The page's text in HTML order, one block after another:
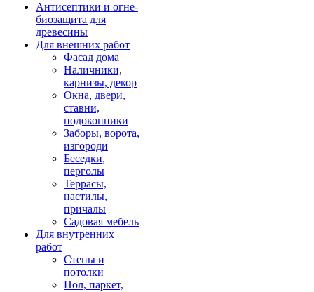
Антисептики и огне-
биозащита для
древесины
Для внешних работ
Фасад дома
Наличники,
карнизы, декор
Окна, двери,
ставни,
подоконники
Заборы, ворота,
изгороди
Беседки,
перголы
Террасы,
настилы,
причалы
Садовая мебель
Для внутренних
работ
Стены и
потолки
Пол, паркет,